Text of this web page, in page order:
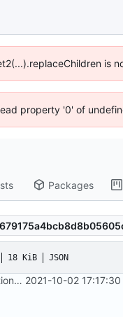
is
property '0' of
Packages
18 KiB JSON
Translations update from Weblate ( 2021-10-02